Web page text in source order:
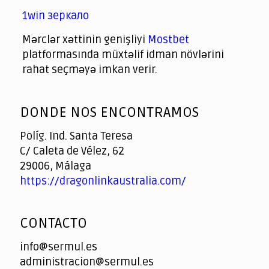
1win зеркало
Mərclər xəttinin genişliyi Mostbet
platformasında müxtəlif idman növlərini
rahat seçməyə imkan verir.
of
DONDE NOS ENCONTRAMOS
Políg. Ind. Santa Teresa
C/ Caleta de Vélez, 62
29006, Málaga
https://dragonlinkaustralia.com/
CONTACTO
info@sermul.es
administracion@sermul.es